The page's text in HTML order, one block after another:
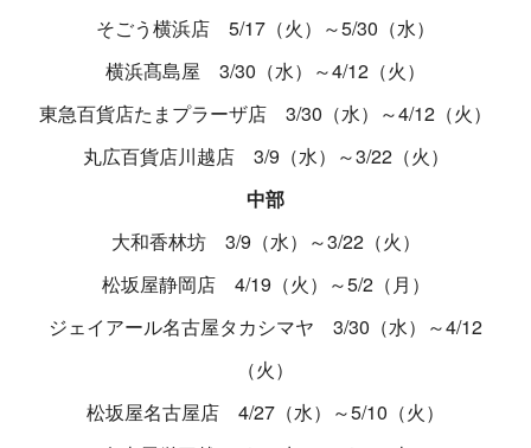
そごう横浜店 5/17（火）～5/30（水）
横浜髙島屋 3/30（水）～4/12（火）
東急百貨店たまプラーザ店 3/30（水）～4/12（火）
丸広百貨店川越店 3/9（水）～3/22（火）
中部
大和香林坊 3/9（水）～3/22（火）
松坂屋静岡店 4/19（火）～5/2（月）
ジェイアール名古屋タカシマヤ 3/30（水）～4/12
（火）
松坂屋名古屋店 4/27（水）～5/10（火）